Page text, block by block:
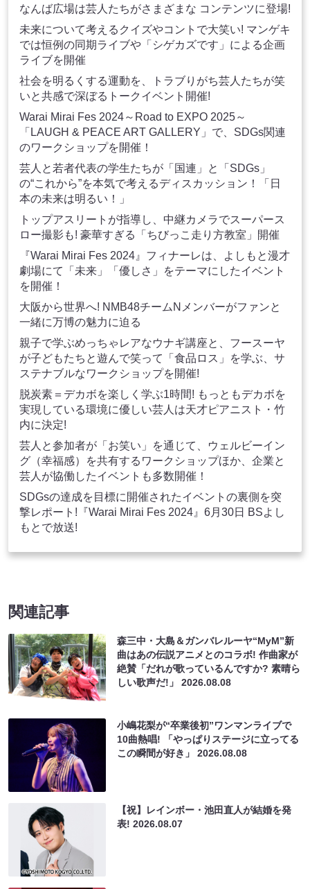
なんば広場は芸人たちがさまざまな コンテンツに登場!
未来について考えるクイズやコントで大笑い! マンゲキ
では恒例の同期ライブや「シゲカズです」による企画
ライブを開催
社会を明るくする運動を、トラブりがち芸人たちが笑
いと共感で深ぼるトークイベント開催!
Warai Mirai Fes 2024～Road to EXPO 2025～
「LAUGH & PEACE ART GALLERY」で、SDGs関連
のワークショップを開催！
芸人と若者代表の学生たちが「国連」と「SDGs」
の“これから”を本気で考えるディスカッション！「日
本の未来は明るい！」
トップアスリートが指導し、中継カメラでスーパース
ロー撮影も! 豪華すぎる「ちびっこ走り方教室」開催
『Warai Mirai Fes 2024』フィナーレは、よしもと漫才
劇場にて「未来」「優しさ」をテーマにしたイベント
を開催！
大阪から世界へ! NMB48チームNメンバーがファンと
一緒に万博の魅力に迫る
親子で学ぶめっちゃレアなウナギ講座と、フースーヤ
が子どもたちと遊んで笑って「食品ロス」を学ぶ、サ
ステナブルなワークショップを開催!
脱炭素＝デカボを楽しく学ぶ1時間! もっともデカボを
実現している環境に優しい芸人は天才ピアニスト・竹
内に決定!
芸人と参加者が「お笑い」を通じて、ウェルビーイン
グ（幸福感）を共有するワークショップほか、企業と
芸人が協働したイベントも多数開催！
SDGsの達成を目標に開催されたイベントの裏側を突
撃レポート!『Warai Mirai Fes 2024』6月30日 BSよし
もとで放送!
関連記事
森三中・大島＆ガンバレルーヤ“MyM”新
曲はあの伝説アニメとのコラボ! 作曲家が
絶賛「だれが歌っているんですか? 素晴ら
しい歌声だ!」2026.08.08
小嶋花梨が“卒業後初”ワンマンライブで
10曲熱唱! 「やっぱりステージに立ってる
この瞬間が好き」2026.08.08
【祝】レインボー・池田直人が結婚を発
表!2026.08.07